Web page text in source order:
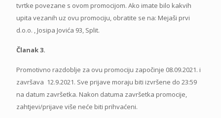
tvrtke povezane s ovom promocijom. Ako imate bilo kakvih
upita vezanih uz ovu promociju, obratite se na: Mejaši prvi
d.o.o. , Josipa Jovića 93, Split.
Članak 3.
Promotivno razdoblje za ovu promociju započinje 08.09.2021. i
završava 12.9.2021. Sve prijave moraju biti izvršene do 23:59
na datum završetka. Nakon datuma završetka promocije,
zahtjevi/prijave više neće biti prihvaćeni.